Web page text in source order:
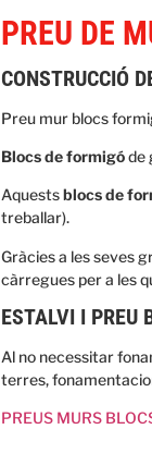
PREU DE
CONSTRUCCIÓ
Preu mur blocs
Blocs de formigóde
Aquestsblocs de
treballar).
Gràcies a les seves
càrregues per a les
ESTALVI I PREU
Al no necessitar
terres,
PREUS MURS